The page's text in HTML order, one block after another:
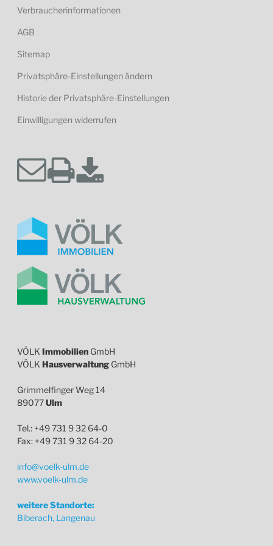
Verbraucherinformationen
AGB
Sitemap
Privatsphäre-Einstellungen ändern
Historie der Privatsphäre-Einstellungen
Einwilligungen widerrufen
VÖLK Immobilien GmbH
VÖLK Hausverwaltung GmbH
Grimmelfinger Weg 14
89077Ulm
Tel.: +49 731 9 32 64-0
Fax: +49 731 9 32 64-20
info@voelk-ulm.de
www.voelk-ulm.de
weitere Standorte:
Biberach, Langenau